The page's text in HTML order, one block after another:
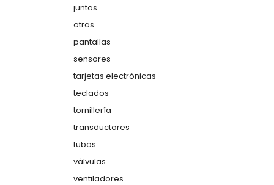
juntas
otras
pantallas
sensores
tarjetas electrónicas
teclados
tornillería
transductores
tubos
válvulas
ventiladores